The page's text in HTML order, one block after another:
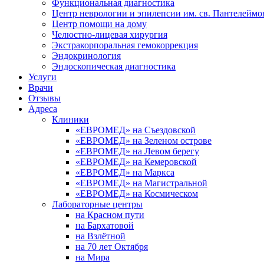
Функциональная диагностика
Центр неврологии и эпилепсии им. св.
Центр помощи на дому
Челюстно-лицевая хирургия
Экстракорпоральная гемокоррекция
Эндокринология
Эндоскопическая диагностика
Услуги
Врачи
Отзывы
Адреса
Клиники
«ЕВРОМЕД» на Съездовской
«ЕВРОМЕД» на Зеленом острове
«ЕВРОМЕД» на Левом берегу
«ЕВРОМЕД» на Кемеровской
«ЕВРОМЕД» на Маркса
«ЕВРОМЕД» на Магистральной
«ЕВРОМЕД» на Космическом
Лабораторные центры
на Красном пути
на Бархатовой
на Взлётной
на 70 лет Октября
на Мира